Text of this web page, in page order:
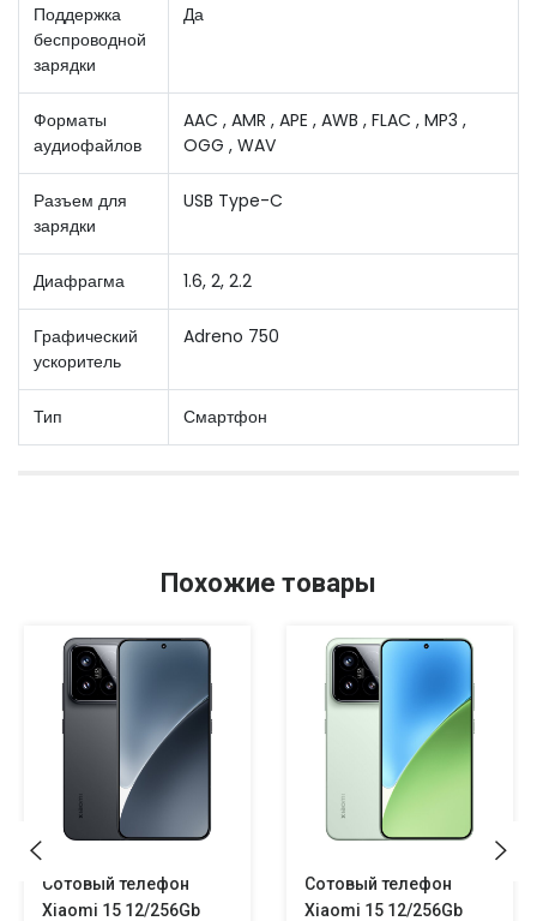
Поддержка
беспроводной
зарядки
Да
Форматы
аудиофайлов
AAC , AMR , APE , AWB , FLAC , MP3 ,
OGG , WAV
Разъем для
зарядки
USB Type-C
Диафрагма 1.6, 2, 2.2
Графический
ускоритель
Adreno 750
Тип Смартфон
Похожие товары
Сотовый телефон
Xiaomi 15 12/256Gb
Сотовый телефон
Xiaomi 15 12/256Gb